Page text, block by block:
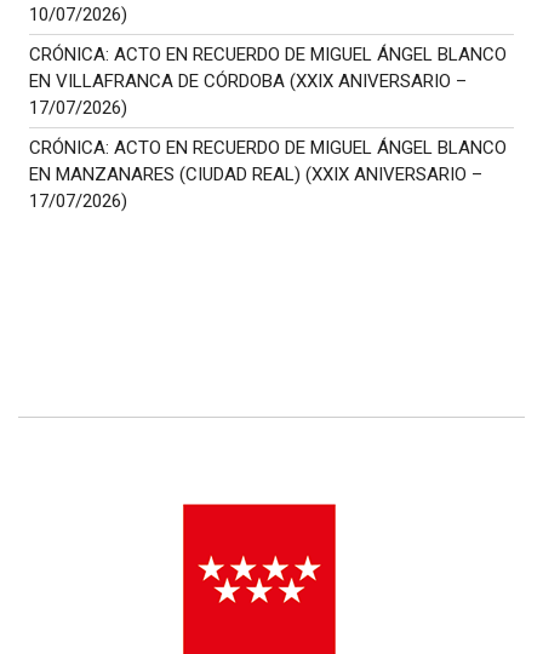
10/07/2026)
CRÓNICA: ACTO EN RECUERDO DE MIGUEL ÁNGEL BLANCO
EN VILLAFRANCA DE CÓRDOBA (XXIX ANIVERSARIO –
17/07/2026)
CRÓNICA: ACTO EN RECUERDO DE MIGUEL ÁNGEL BLANCO
EN MANZANARES (CIUDAD REAL) (XXIX ANIVERSARIO –
17/07/2026)